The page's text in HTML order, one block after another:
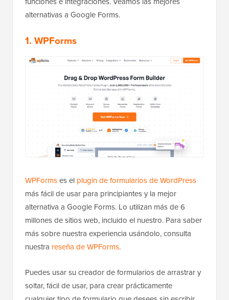
alternativas a Google Forms.
1. WPForms
WPFormses el plugin de formularios de WordPress
más fácil de usar para principiantes y la mejor
alternativa a Google Forms. Lo utilizan más de 6
millones de sitios web, incluido el nuestro. Para saber
más sobre nuestra experiencia usándolo, consulta
nuestra reseña de WPForms.
Puedes usar su creador de formularios de arrastrar y
soltar, fácil de usar, para crear prácticamente